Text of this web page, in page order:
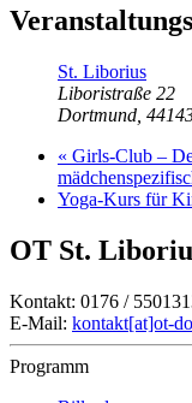
St. Liborius
Liboristraße 22
Dortmund
« Girls-Club –
Yoga-Kurs für
OT St.
Kontakt: 0176 /
E-Mail: kontakt[at]ot-
Programm